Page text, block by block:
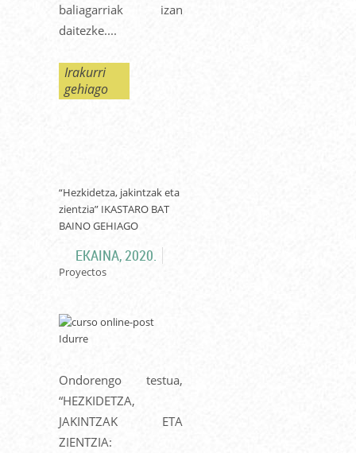
baliagarriak izan
daitezke....
Irakurri
gehiago
“Hezkidetza, jakintzak eta
zientzia” IKASTARO BAT
BAINO GEHIAGO
EKAINA, 2020.
Proyectos
Ondorengo testua,
“HEZKIDETZA,
JAKINTZAK ETA
ZIENTZIA: